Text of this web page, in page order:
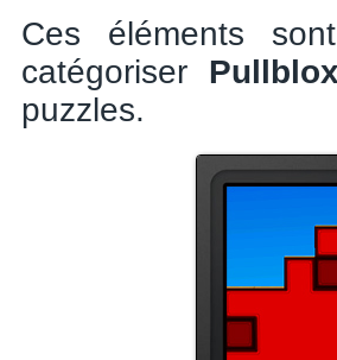
Ces éléments
catégoriser
puzzles.